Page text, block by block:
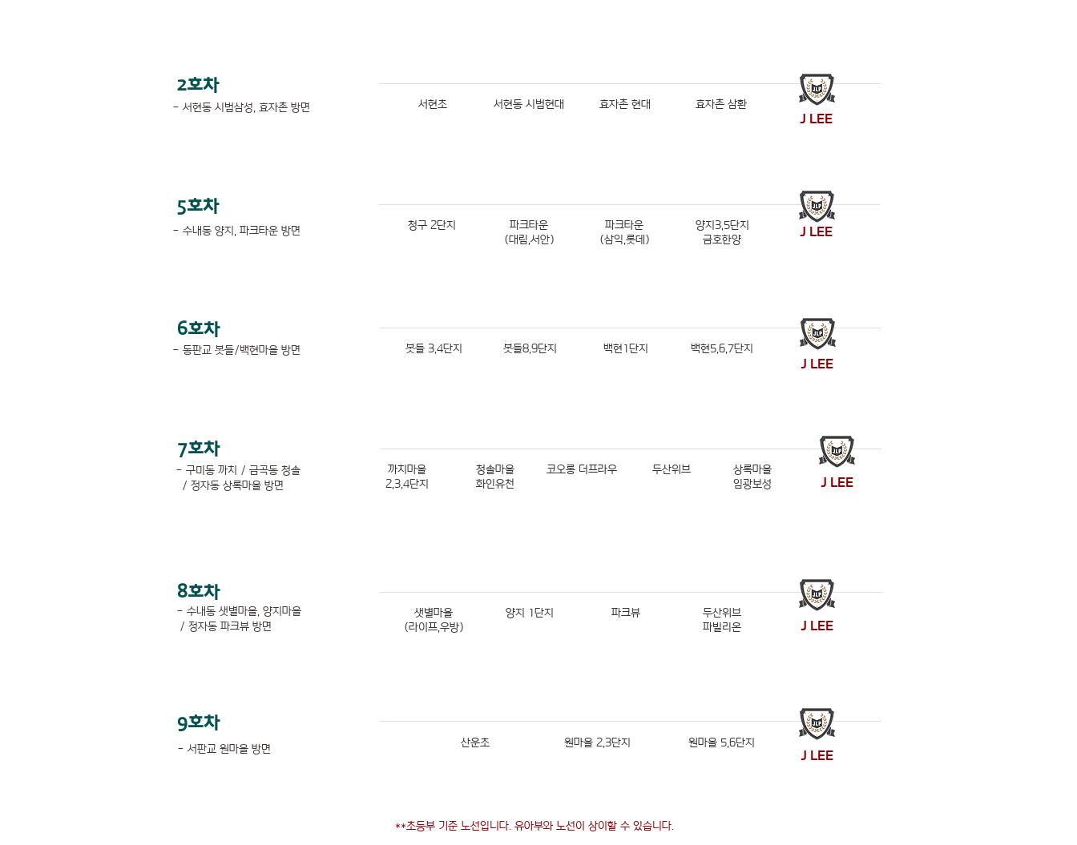
2호차
서현초 서현동 시범현대 효자촌 현대 효자촌 삼환
J LEE
- 서현동 시범삼성, 효자촌 방면
5호차
청구 2단지
파크타운
(대림,서안)
파크타운
(삼익,롯데)
양지3,5단지
금호한양
J LEE
- 수내동 양지, 파크타운 방면
6호차
봇들 3,4단지 봇들8,9단지 백현1단지 백현5,6,7단지
J LEE
- 동판교 봇들/백현마을 방면
7호차
까치마을
2,3,4단지
청솔마을
화인유천
코오롱 더프라우 두산위브
J LEE
상록마을
임광보성
- 구미동 까치 / 금곡동 청솔
/ 정자동 상록마을 방면
8호차
샛별마을
(라이프,우방)
양지 1단지 파크뷰
두산위브
파빌리온
J LEE
- 수내동 샛별마을, 양지마을
/ 정자동 파크뷰 방면
9호차
산운초 원마을 2,3단지 원마을 5,6단지
J LEE
- 서판교 원마을 방면
**초등부 기준 노선입니다. 유아부와 노선이 상이할 수 있습니다.